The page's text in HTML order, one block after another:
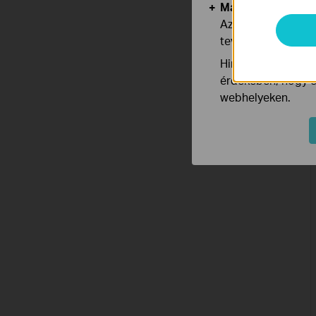
Marketing és
Az elemző cookie
tevékenységeit,
Hirdetési
érdekében, hogy
webhelyeken.